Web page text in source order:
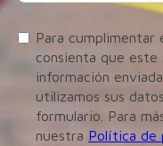
Para cumplimentar
consienta que este
información
utilizamos sus
formulario. Para
nuestra Política de